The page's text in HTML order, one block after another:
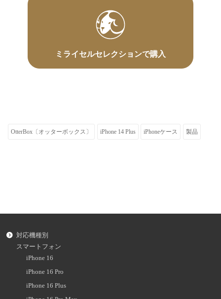
ミライセルセレクションで購入
OtterBox〔オッターボックス〕 iPhone 14 Plus iPhoneケース 製品
対応機種別
スマートフォン
iPhone 16
iPhone 16 Pro
iPhone 16 Plus